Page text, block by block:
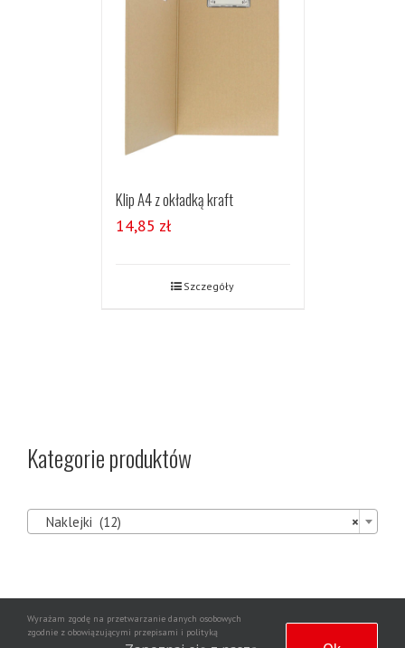
Klip A4 z okładką kraft
14,85 zł
Szczegóły
Kategorie produktów
×
Naklejki (12)
Copyright 2020 | Wszelkie prawa zastrzeżone | Wdrożenie strony
Wyrażam zgodę na przetwarzanie danych osobowych
zgodnie z obowiązującymi przepisami i polityką